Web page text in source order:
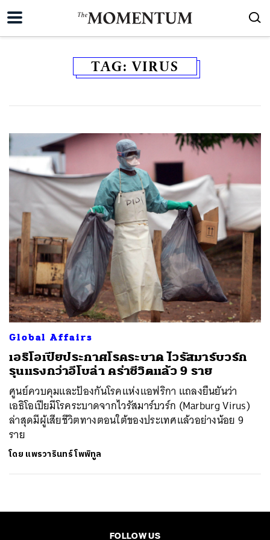
TAG:VIRUS
Global Affairs
เอธิโอเปียประกาศโรคระบาด ไวรัสมาร์บวร์ก
รุนแรงกว่าอีโบล่า คร่าชีวิตแล้ว 9 ราย
ศูนย์ควบคุมและป้องกันโรคแห่งแอฟริกา แถลงยืนยันว่า
เอธิโอเปียมีโรคระบาดจากไวรัสมาร์บวร์ก (Marburg Virus)
ล่าสุดมีผู้เสียชีวิตทางตอนใต้ของประเทศแล้วอย่างน้อย 9
ราย
โดย แพรวารินทร์ โพพิทูล
FOLLOW US
ค้นหา
SHARE TWEET LINE EMAIL